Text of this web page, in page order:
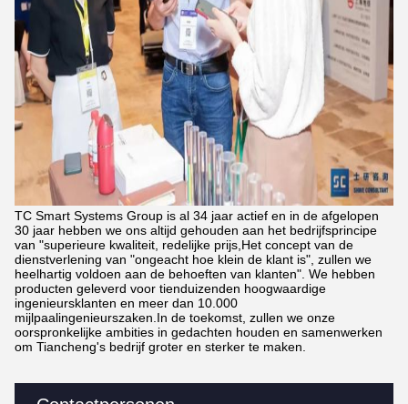
TC Smart Systems Group is al 34 jaar actief en in de afgelopen
30 jaar hebben we ons altijd gehouden aan het bedrijfsprincipe
van "superieure kwaliteit, redelijke prijs,Het concept van de
dienstverlening van "ongeacht hoe klein de klant is", zullen we
heelhartig voldoen aan de behoeften van klanten". We hebben
producten geleverd voor tienduizenden hoogwaardige
ingenieursklanten en meer dan 10.000
mijlpaalingenieurszaken.In de toekomst, zullen we onze
oorspronkelijke ambities in gedachten houden en samenwerken
om Tiancheng's bedrijf groter en sterker te maken.